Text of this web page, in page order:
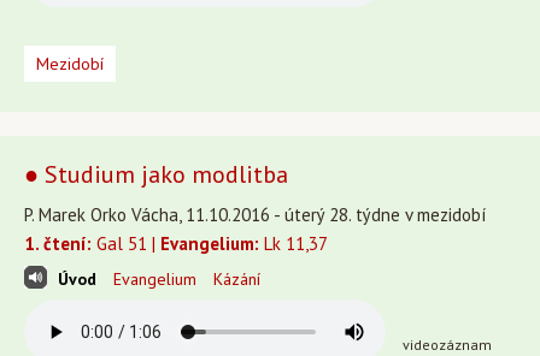
Mezidobí
● Studium jako modlitba
P. Marek Orko Vácha, 11.10.2016 - úterý 28. týdne v mezidobí
1. čtení: Gal 51 | Evangelium: Lk 11,37
Úvod Evangelium Kázání
videozáznam